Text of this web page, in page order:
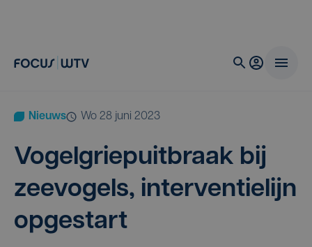
Nieuws wo 28 juni 2023
Vogel­griep­uit­braak bij
zee­vo­gels, inter­ven­tie­lijn
opgestart